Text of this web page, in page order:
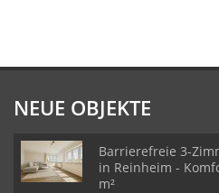
NEUE OBJEKTE
Barrierefreie 3-
in Reinheim -
m²